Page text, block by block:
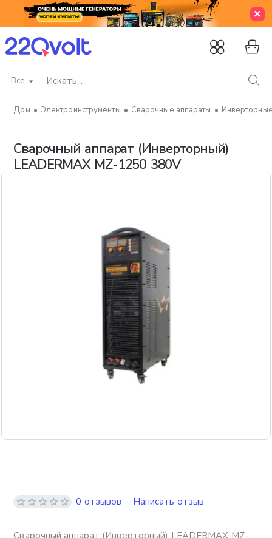
Все
Искать...
Сварочный аппарат (Инверторный)
LEADERMAX MZ-1250 380V
Электроинструменты Сварочные аппараты
0 отзывов - Написать отзыв